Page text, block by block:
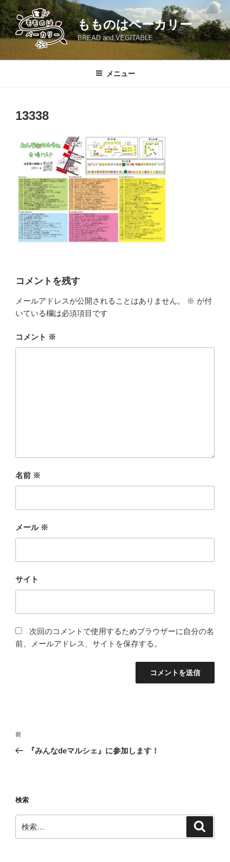
コ
ン
テ
ン
もものはベーカリー
BREAD and VEGITABLE
メニュー
13338
コメントを残す
メールアドレスが公開されることはありません。 ※ が付
いている欄は必須項目です
コメント ※
名前 ※
メール ※
サイト
次回のコメントで使用するためブラウザーに自分の名
前、メールアドレス、サイトを保存する。
投
ナ
ー
シ
ョ
前
の
前
『みんなdeマルシェ』に参加します！
検索
索: